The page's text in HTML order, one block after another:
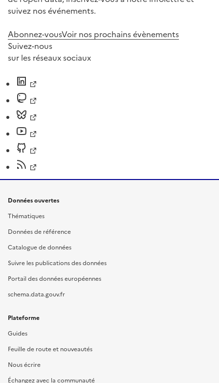
suivez nos événements.
Abonnez-vousVoir nos prochains évènements
Suivez-nous
sur les réseaux sociaux
Données ouvertes
Thématiques
Données de référence
Catalogue de données
Suivre les publications des données
Portail des données européennes
schema.data.gouv.fr
Plateforme
Guides
Feuille de route et nouveautés
Nous écrire
Échangez avec la communauté